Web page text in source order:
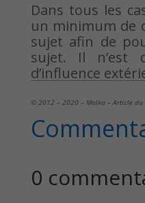
Dans tous les
un minimum de
sujet afin de
sujet. Il n’est
d’influence
© 2012 – 2020 – Malka – Article
0